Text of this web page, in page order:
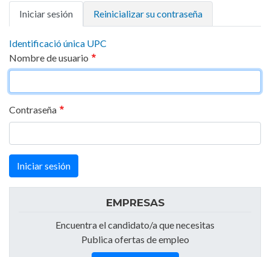
Solapas
principales
Iniciar sesión Reinicializar su contraseña
Identificació única UPC
Nombre de usuario
Contraseña
Iniciar sesión
EMPRESAS
Encuentra el candidato/a que necesitas
Publica ofertas de empleo